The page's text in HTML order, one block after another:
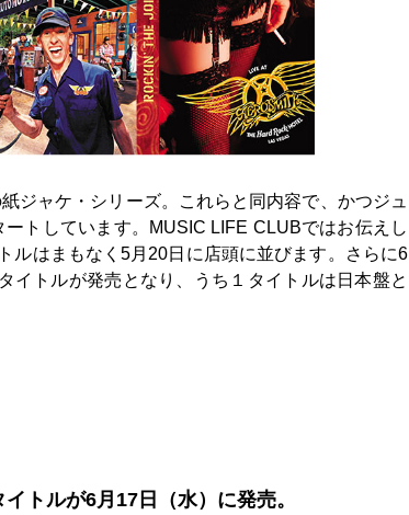
ジャケ・シリーズ。これらと同内容で、かつジュ
トしています。MUSIC LIFE CLUBではお伝えし
ルはまもなく5月20日に店頭に並びます。さらに6
イトルが発売となり、うち１タイトルは日本盤と
トルが6月17日（水）に発売。